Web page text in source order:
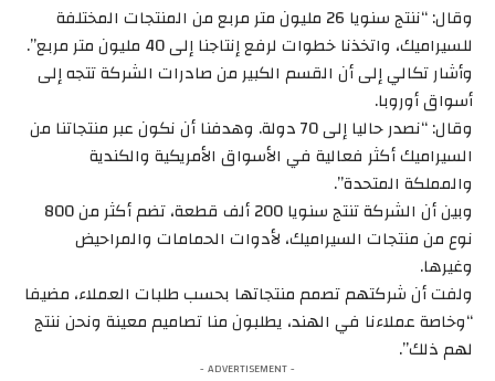
وقال: “ننتج سنويا 26 مليون متر مربع من المنتجات المختلفة
للسيراميك، واتخذنا خطوات لرفع إنتاجنا إلى 40 مليون متر مربع”.
وأشار تكالي إلى أن القسم الكبير من صادرات الشركة تتجه إلى
أسواق أوروبا.
وقال: “نصدر حاليا إلى 70 دولة. وهدفنا أن نكون عبر منتجاتنا من
السيراميك أكثر فعالية في الأسواق الأمريكية والكندية
والمملكة المتحدة”.
وبين أن الشركة تنتج سنويا 200 ألف قطعة، تضم أكثر من 800
نوع من منتجات السيراميك، لأدوات الحمامات والمراحيض
وغيرها.
ولفت أن شركتهم تصمم منتجاتها بحسب طلبات العملاء، مضيفا
“وخاصة عملاءنا في الهند، يطلبون منا تصاميم معينة ونحن ننتج
لهم ذلك”.
- ADVERTISEMENT -